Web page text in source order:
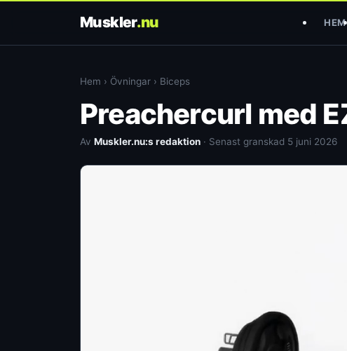
Muskler.nu HEM
Hem › Övningar › Biceps
Preachercurl med
Av Muskler.nu:s redaktion · Senast granskad 5 juni 2026